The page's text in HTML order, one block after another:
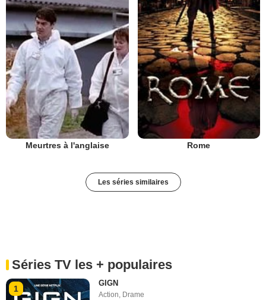
Meurtres à l'anglaise Rome
Les séries similaires
Séries TV les + populaires
1
GIGN
Action, Drame